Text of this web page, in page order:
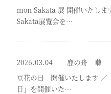
mon Sakata 展 開催いたしま
Sakata展覧会を…
2026.03.04
鹿の舟 囀
豆花の日 開催いたします ／
日」を開催いた…